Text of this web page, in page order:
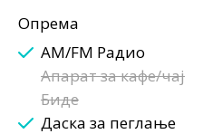
Опрема
AM/FM Радио
Апарат за кафе/чај
Биде
Даска за пеглање